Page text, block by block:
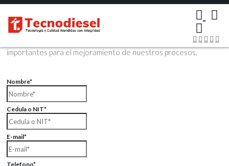
Contáctenos Vía Email
Envíenos sus datos con sus comentarios, sus opiniones son muy
importantes para el mejoramiento de nuestros procesos.
Nombre*
Cedula o NIT*
E-mail*
Telefono*